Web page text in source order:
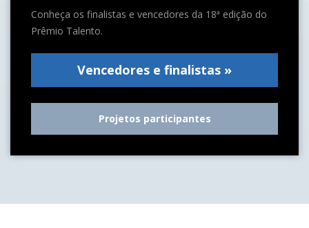
Conheça os finalistas e vencedores da 18ª edição do
Prêmio Talento.
Vencedores e finalistas »
Projetos participantes